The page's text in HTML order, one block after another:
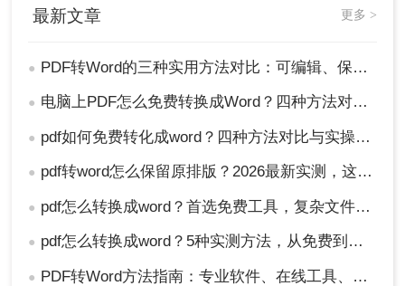
最新文章 更多 >
● PDF转Word的三种实用方法对比：可编辑、保格式、避风险！
● 电脑上PDF怎么免费转换成Word？四种方法对比与实操指南（附详细表格）!
● pdf如何免费转化成word？四种方法对比与实操指南（附详细表格）
● pdf转word怎么保留原排版？2026最新实测，这5种方法从免费到专业全搞定！
● pdf怎么转换成word？首选免费工具，复杂文件再上专业软件！
● pdf怎么转换成word？5种实测方法，从免费到专业全攻略！
● PDF转Word方法指南：专业软件、在线工具、Word内置与改后缀名4种方案对比！